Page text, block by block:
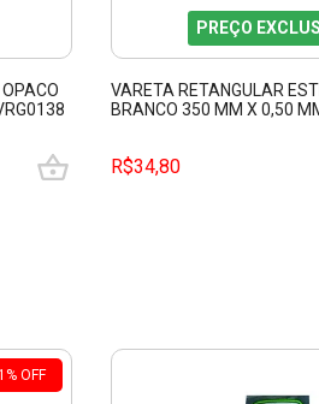
PREÇO
VARETA RETANGULAR
BRANCO 350 MM X 0,50
R$34,80
% OFF